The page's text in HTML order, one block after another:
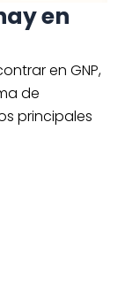
en
en GNP,
de
principales